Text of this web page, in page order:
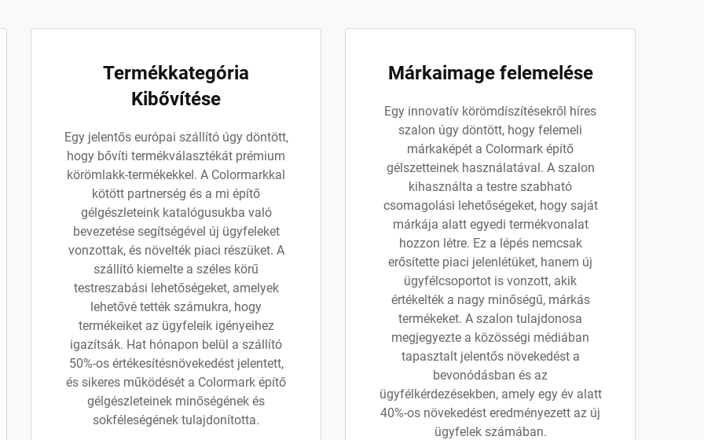
Termékkategória
Kibővítése
Egy jelentős európai szállító úgy döntött,
hogy bővíti termékválasztékát prémium
körömlakk-termékekkel. A Colormarkkal
kötött partnerség és a mi építő
gélgészleteink katalógusukba való
bevezetése segítségével új ügyfeleket
vonzottak, és növelték piaci részüket. A
szállító kiemelte a széles körű
testreszabási lehetőségeket, amelyek
lehetővé tették számukra, hogy
termékeiket az ügyfeleik igényeihez
igazítsák. Hat hónapon belül a szállító
50%-os értékesítésnövekedést jelentett,
és sikeres működését a Colormark építő
gélgészleteinek minőségének és
sokféleségének tulajdonította.
Márkaimage felemelése
Egy innovatív körömdíszítésekről híres
szalon úgy döntött, hogy felemeli
márkaképét a Colormark építő
gélszetteinek használatával. A szalon
kihasználta a testre szabható
csomagolási lehetőségeket, hogy saját
márkája alatt egyedi termékvonalat
hozzon létre. Ez a lépés nemcsak
erősítette piaci jelenlétüket, hanem új
ügyfélcsoportot is vonzott, akik
értékelték a nagy minőségű, márkás
termékeket. A szalon tulajdonosa
megjegyezte a közösségi médiában
tapasztalt jelentős növekedést a
bevonódásban és az
ügyfélkérdezésekben, amely egy év alatt
40%-os növekedést eredményezett az új
ügyfelek számában.